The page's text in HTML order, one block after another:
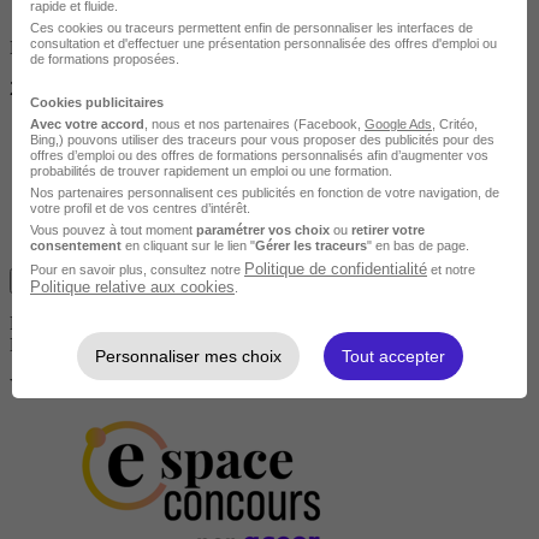
Non finançable CPF
245 €
Je m'informe gratuitement
Malheureusement, vous ne pouvez pas contacter ce centre via
Maformation.
Voici des formations similaires :
rapide et fluide.
Ces cookies ou traceurs permettent enfin de personnaliser les interfaces de
consultation et d'effectuer une présentation personnalisée des offres d'emploi ou
de formations proposées.
Cookies publicitaires
Avec votre accord , nous et nos partenaires (Facebook, Google Ads , Critéo,
Bing,) pouvons utiliser des traceurs pour vous proposer des publicités pour des
offres d’emploi ou des offres de formations personnalisés afin d’augmenter vos
probabilités de trouver rapidement un emploi ou une formation.
Nos partenaires personnalisent ces publicités en fonction de votre navigation, de
votre profil et de vos centres d’intérêt.
Vous pouvez à tout moment paramétrer vos choix ou retirer votre
consentement en cliquant sur le lien "Gérer les traceurs" en bas de page.
Pour en savoir plus, consultez notre Politique de confidentialité et notre
Politique relative aux cookies
Personnaliser mes choix Tout accepter